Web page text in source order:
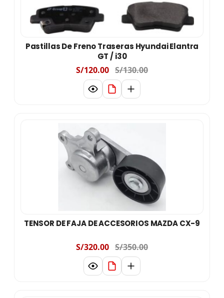
Pastillas De Freno Traseras Hyundai Elantra
GT / i30
S/120.00 S/130.00
TENSOR DE FAJA DE ACCESORIOS MAZDA CX-9
S/320.00 S/350.00